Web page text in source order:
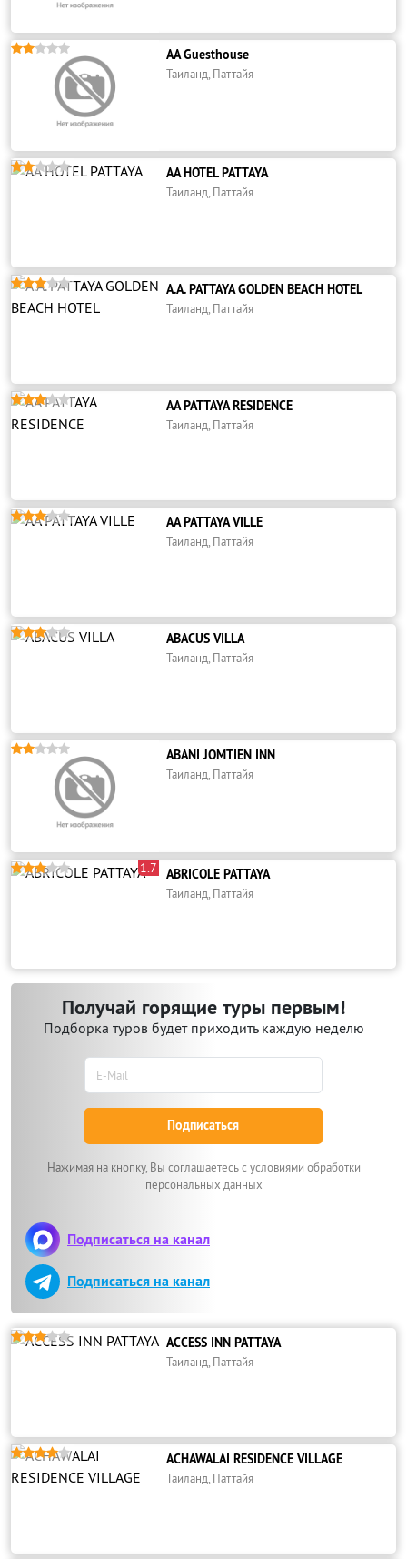
 AA Guesthouse
Таиланд, Паттайя
 AA HOTEL PATTAYA
Таиланд, Паттайя
 A.A. PATTAYA GOLDEN BEACH HOTEL
Таиланд, Паттайя
 AA PATTAYA RESIDENCE
Таиланд, Паттайя
 AA PATTAYA VILLE
Таиланд, Паттайя
 ABACUS VILLA
Таиланд, Паттайя
 ABANI JOMTIEN INN
Таиланд, Паттайя
 1.7 ABRICOLE PATTAYA
Таиланд, Паттайя
Получай горящие туры первым!
Подборка туров будет приходить каждую неделю
Подписаться
Нажимая на кнопку, Вы соглашаетесь с условиями обработки
персональных данных
Подписаться на канал
Подписаться на канал
 ACCESS INN PATTAYA
Таиланд, Паттайя
 ACHAWALAI RESIDENCE VILLAGE
Таиланд, Паттайя